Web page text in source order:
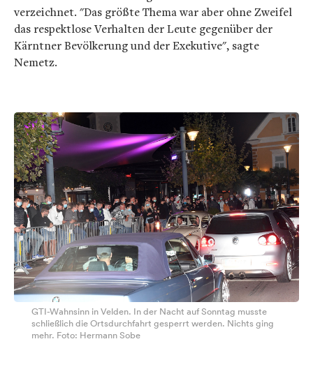
verzeichnet. "Das größte Thema war aber ohne Zweifel
das respektlose Verhalten der Leute gegenüber der
Kärntner Bevölkerung und der Exekutive", sagte
Nemetz.
GTI-Wahnsinn in Velden. In der Nacht auf Sonntag musste
schließlich die Ortsdurchfahrt gesperrt werden. Nichts ging
mehr. Foto: Hermann Sobe